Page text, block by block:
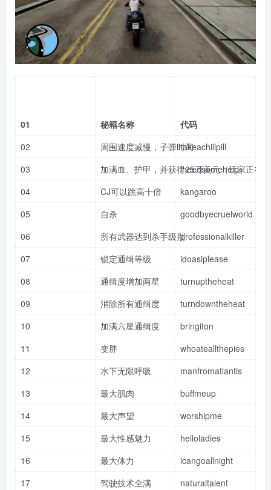
01 秘籍名称
代码
02
周围速度减慢，子弹时间takeachillpill
03
加满血、护甲，并获得25万美元（玩家正在
ineedsomehelp
04
CJ可以跳高十倍
kangaroo
05
自杀
goodbyecruelworld
06
所有武器达到杀手级别professionalkiller
07
锁定通缉等级
idoasiplease
08
通缉度增加两星
turnuptheheat
09
消除所有通缉度
turndowntheheat
10
加满六星通缉度
bringiton
11
变胖
whoateallthepies
12
水下无限呼吸
manfromatlantis
13
最大肌肉
buffmeup
14
最大声望
worshipme
15
最大性感魅力
helloladies
16
最大体力
icangoallnight
17
驾驶技术全满
naturaltalent